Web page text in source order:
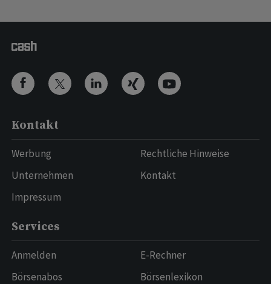
Kontakt
Werbung
Unternehmen
Impressum
Rechtliche Hinweise
Kontakt
Services
Anmelden
Börsenabos
E-Rechner
Börsenlexikon